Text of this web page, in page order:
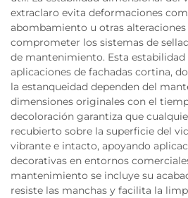
extraclaro evita deformaciones
abombamiento u otras
comprometer los sistemas de
de mantenimiento. Esta
aplicaciones de fachadas cortina,
la estanqueidad dependen del
dimensiones originales con el
decoloración garantiza que
recubierto sobre la superficie del
vibrante e intacto, apoyando
decorativas en entornos
mantenimiento se incluye su
resiste las manchas y facilita la